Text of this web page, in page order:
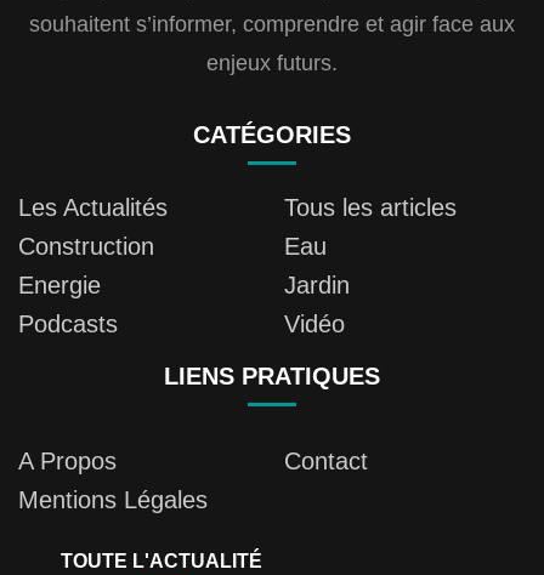
souhaitent s’informer, comprendre et agir face aux
enjeux futurs.
CATÉGORIES
Les Actualités
Tous les articles
Construction
Eau
Energie
Jardin
Podcasts
Vidéo
LIENS PRATIQUES
A Propos
Contact
Mentions Légales
TOUTE L'ACTUALITÉ